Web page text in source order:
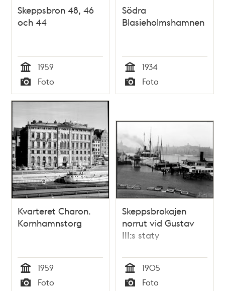
Skeppsbron 48, 46
och 44
Tid
1959
Typ
Foto
Södra
Blasieholmshamnen
Tid
1934
Typ
Foto
Kvarteret Charon.
Kornhamnstorg
Tid
1959
Foto
Skeppsbrokajen
norrut vid Gustav
III:s staty
Tid
1905
Foto